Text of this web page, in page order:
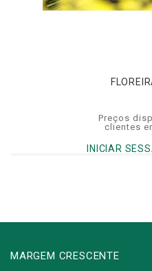
Preços
clientes
INICIAR
MARGEM CRESCENTE